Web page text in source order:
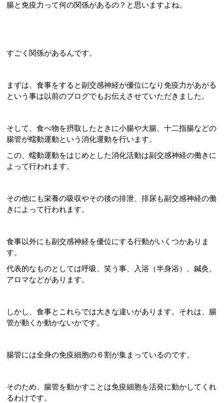
腸と免疫力って何の関係があるの？と思いますよね。
すごく関係があるんです。
まずは、食事をすると副交感神経が優位になり免疫力があがる
という事は以前のブログでもお伝えさせていただきました。
そして、食べ物を摂取したときに小腸や大腸、十二指腸などの
腸管が蠕動運動という消化運動を行います。
この、蠕動運動をはじめとした消化活動は副交感神経の働きに
よって行われます。
その他にも栄養の吸収やその後の排泄、排尿も副交感神経の働
きによって行われます。
食事以外にも副交感神経を優位にする行動がいくつかありま
す。
代表的なものとしては呼吸、笑う事、入浴（半身浴）、鍼灸、
アロマなどがあります。
しかし、食事とこれらでは大きな違いがあります。それは、腸
管が動くか動かないかです。
腸管には全身の免疫細胞の６割が集まっているのです。
そのため、腸管を動かすことは免疫細胞を活発に動かしてくれ
るわけです。